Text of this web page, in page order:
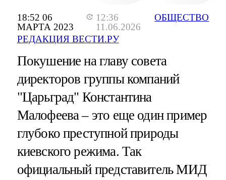
18:52 06
МАРТА 2023
12:36
11.06.2026
РЕДАКЦИЯ ВЕСТИ.РУ
ОБЩЕСТВО
Покушение на главу совета
директоров группы компаний
"Царьград" Константина
Малофеева – это еще один пример
глубоко преступной природы
киевского режима. Так
официальный представитель МИД